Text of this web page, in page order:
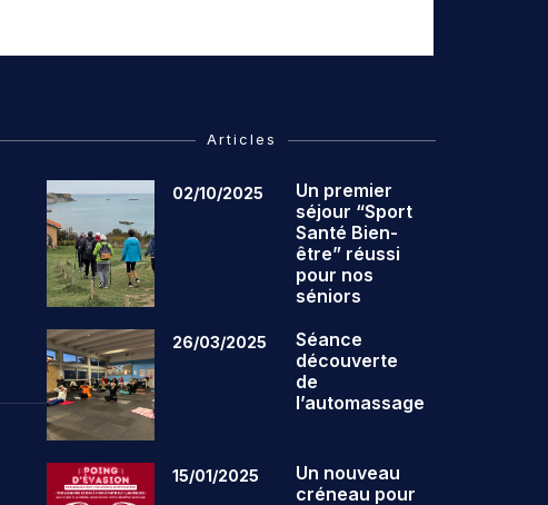
Articles
02/10/2025
Un premier
séjour “Sport
Santé Bien-
être” réussi
pour nos
séniors
26/03/2025
Séance
découverte
de
l’automassage
15/01/2025
Un nouveau
créneau pour